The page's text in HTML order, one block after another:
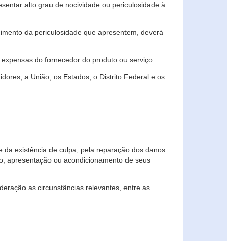
alto grau de nocividade ou periculosidade à
da periculosidade que apresentem, deverá
do fornecedor do produto ou serviço.
a União, os Estados, o Distrito Federal e os
existência de culpa, pela reparação dos danos
apresentação ou acondicionamento de seus
as circunstâncias relevantes, entre as